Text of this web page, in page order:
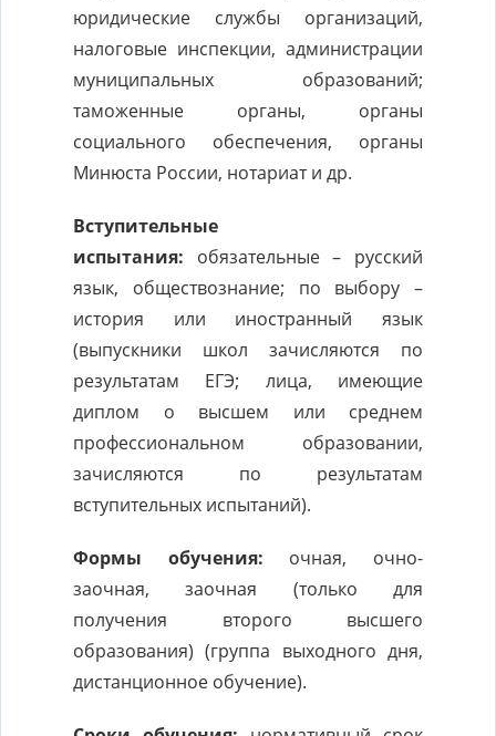
юридические службы организаций,
налоговые инспекции, администрации
муниципальных образований;
таможенные органы, органы
социального обеспечения, органы
Минюста России, нотариат и др.
Вступительные
испытания: обязательные – русский
язык, обществознание; по выбору –
история или иностранный язык
(выпускники школ зачисляются по
результатам ЕГЭ; лица, имеющие
диплом о высшем или среднем
профессиональном образовании,
зачисляются по результатам
вступительных испытаний).
Формы обучения: очная, очно-
заочная, заочная (только для
получения второго высшего
образования) (группа выходного дня,
дистанционное обучение).